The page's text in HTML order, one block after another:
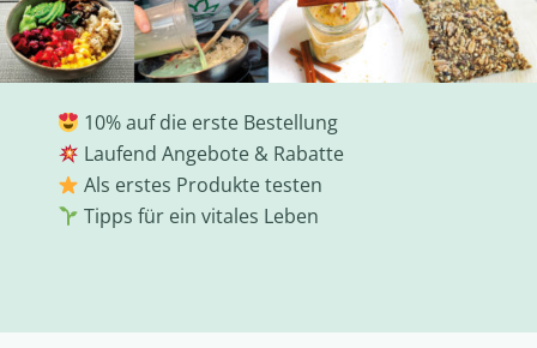
10% auf die erste Bestellung
Laufend Angebote & Rabatte
Als erstes Produkte testen
Tipps für ein vitales Leben